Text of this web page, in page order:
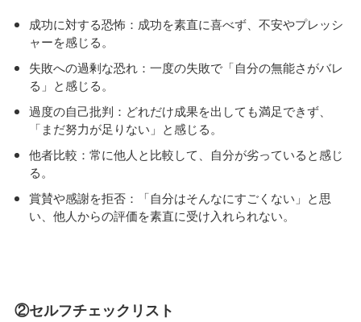
成功に対する恐怖：成功を素直に喜べず、不安やプレッシ
ャーを感じる。
失敗への過剰な恐れ：一度の失敗で「自分の無能さがバレ
る」と感じる。
過度の自己批判：どれだけ成果を出しても満足できず、
「まだ努力が足りない」と感じる。
他者比較：常に他人と比較して、自分が劣っていると感じ
る。
賞賛や感謝を拒否：「自分はそんなにすごくない」と思
い、他人からの評価を素直に受け入れられない。
②セルフチェックリスト